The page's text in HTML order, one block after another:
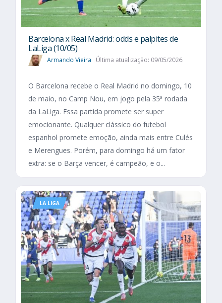
Barcelona x Real Madrid: odds e palpites de
LaLiga (10/05)
Armando Vieira Última atualização: 09/05/2026
O Barcelona recebe o Real Madrid no domingo, 10
de maio, no Camp Nou, em jogo pela 35ª rodada
da LaLiga. Essa partida promete ser super
emocionante. Qualquer clássico do futebol
espanhol promete emoção, ainda mais entre Culés
e Merengues. Porém, para domingo há um fator
extra: se o Barça vencer, é campeão, e o...
LA LIGA